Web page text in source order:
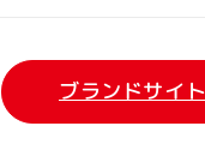
ブランドサイ